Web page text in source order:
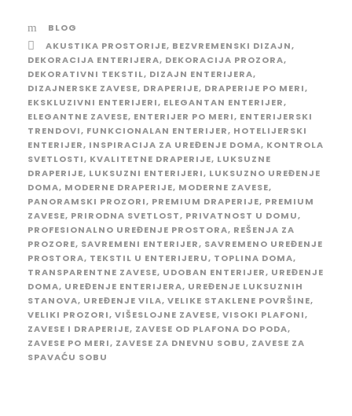
BLOG
AKUSTIKA PROSTORIJE, BEZVREMENSKI DIZAJN,
DEKORACIJA ENTERIJERA, DEKORACIJA PROZORA,
DEKORATIVNI TEKSTIL, DIZAJN ENTERIJERA,
DIZAJNERSKE ZAVESE, DRAPERIJE, DRAPERIJE PO MERI,
EKSKLUZIVNI ENTERIJERI, ELEGANTAN ENTERIJER,
ELEGANTNE ZAVESE, ENTERIJER PO MERI, ENTERIJERSKI
TRENDOVI, FUNKCIONALAN ENTERIJER, HOTELIJERSKI
ENTERIJER, INSPIRACIJA ZA UREĐENJE DOMA, KONTROLA
SVETLOSTI, KVALITETNE DRAPERIJE, LUKSUZNE
DRAPERIJE, LUKSUZNI ENTERIJERI, LUKSUZNO UREĐENJE
DOMA, MODERNE DRAPERIJE, MODERNE ZAVESE,
PANORAMSKI PROZORI, PREMIUM DRAPERIJE, PREMIUM
ZAVESE, PRIRODNA SVETLOST, PRIVATNOST U DOMU,
PROFESIONALNO UREĐENJE PROSTORA, REŠENJA ZA
PROZORE, SAVREMENI ENTERIJER, SAVREMENO UREĐENJE
PROSTORA, TEKSTIL U ENTERIJERU, TOPLINA DOMA,
TRANSPARENTNE ZAVESE, UDOBAN ENTERIJER, UREĐENJE
DOMA, UREĐENJE ENTERIJERA, UREĐENJE LUKSUZNIH
STANOVA, UREĐENJE VILA, VELIKE STAKLENE POVRŠINE,
VELIKI PROZORI, VIŠESLOJNE ZAVESE, VISOKI PLAFONI,
ZAVESE I DRAPERIJE, ZAVESE OD PLAFONA DO PODA,
ZAVESE PO MERI, ZAVESE ZA DNEVNU SOBU, ZAVESE ZA
SPAVAĆU SOBU